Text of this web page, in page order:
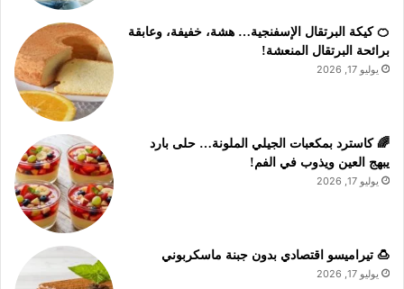
🍊 كيكة البرتقال الإسفنجية… هشة، خفيفة، وعابقة
برائحة البرتقال المنعشة!
يوليو 17, 2026
🌈 كاسترد بمكعبات الجيلي الملونة… حلى بارد
يبهج العين ويذوب في الفم!
يوليو 17, 2026
🍮 تيراميسو اقتصادي بدون جبنة ماسكربوني
يوليو 17, 2026